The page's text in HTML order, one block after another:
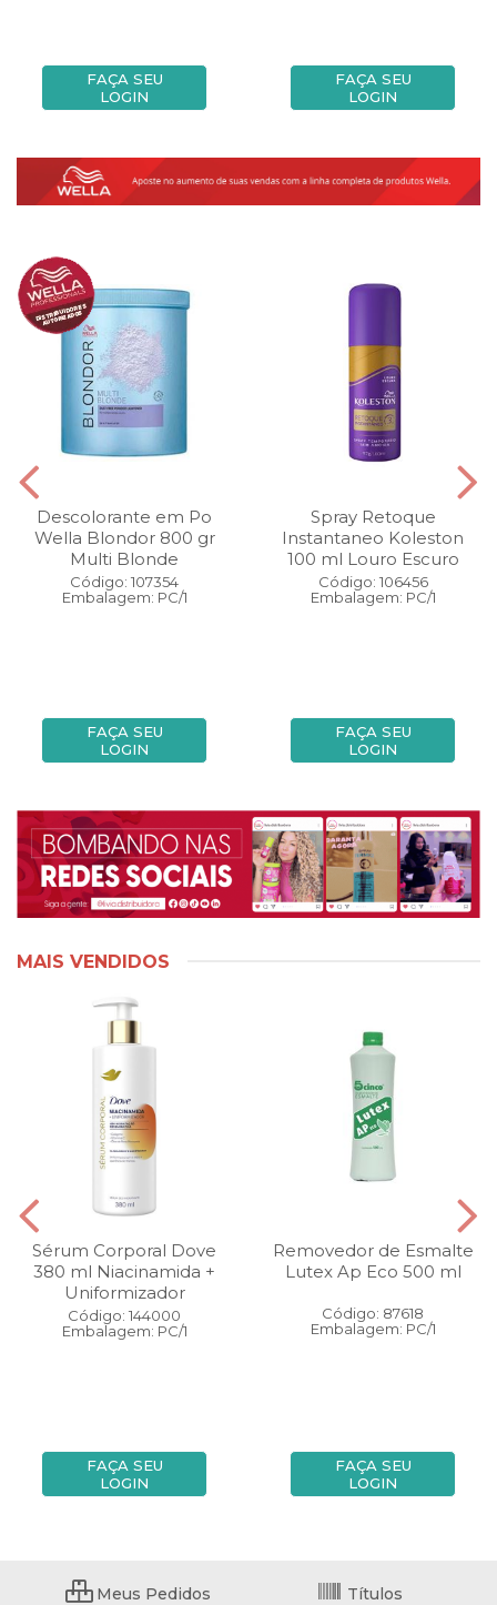
FAÇA SEU
LOGIN
FAÇA SEU
LOGIN
Descolorante em Po
Wella Blondor 800 gr
Multi Blonde
Código: 107354
Embalagem: PC/1
FAÇA SEU
LOGIN
Spray Retoque
Instantaneo Koleston
100 ml Louro Escuro
Código: 106456
Embalagem: PC/1
FAÇA SEU
LOGIN
MAIS VENDIDOS
Sérum Corporal Dove
380 ml Niacinamida +
Uniformizador
Código: 144000
Embalagem: PC/1
FAÇA SEU
LOGIN
Removedor de Esmalte
Lutex Ap Eco 500 ml
Código: 87618
Embalagem: PC/1
FAÇA SEU
LOGIN
Meus Pedidos Títulos